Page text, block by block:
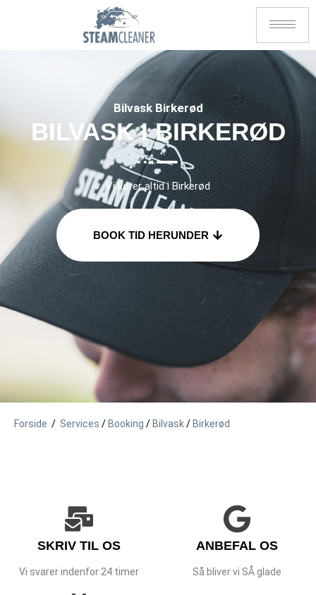
Bilvask Birkerød
BILVASK I BIRKERØD
Vi kører altid i Birkerød
BOOK TID HERUNDER
Forside / Services / Booking / Bilvask/ Birkerød
SKRIV TIL OS
Vi svarer indenfor 24 timer
ANBEFAL OS
Så bliver vi SÅ glade